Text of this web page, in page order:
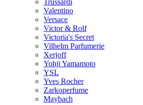
Valentino
Versace
Victor & Rolf
Victoria's Secret
Vilhelm Parfumerie
Xerjoff
Yohji Yamamoto
YSL
Yves Rocher
Zarkoperfume
Maybach